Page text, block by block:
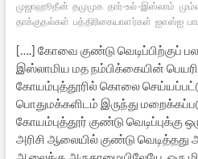
முஜாஹூதீன் தமுமுக தார்-உல்-இஸ்லாம்
தாக்குதல்கள் பத்திரிகையாளர்கள் ஐஎஸ்ஐ
[….] கோவை குண்டு வெடிப்பிற்குப்
இஸ்லாமிய மத நம்பிக்கையின்
கோயம்புத்தூரில் கொலை
பொதுமக்களிடம் இருந்து
கோயம்புத்தூர் குண்டு வெடிப்புக்கு
அரிசி ஆலையில் குண்டு வெடித்தது